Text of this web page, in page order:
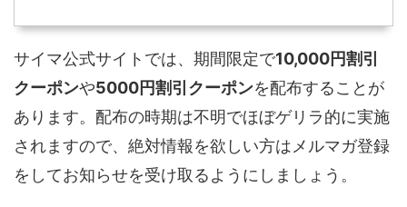
サイマ公式サイトでは、期間限定で10,000円割引
クーポンや5000円割引クーポンを配布することが
あります。配布の時期は不明でほぼゲリラ的に実施
されますので、絶対情報を欲しい方はメルマガ登録
をしてお知らせを受け取るようにしましょう。